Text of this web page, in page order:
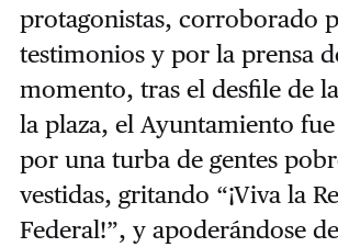
protagonistas, corroborado
testimonios y por la prensa
momento, tras el desfile de
la plaza, el Ayuntamiento
por una turba de gentes
vestidas, gritando “¡Viva la
Federal!”, y apoderándose